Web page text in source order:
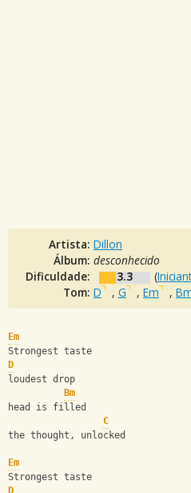
Artista: Dillon
Álbum: desconhecido
Dificuldade:
3.3 (
Tom: D , G , Em ,
Em
Strongest taste
D
loudest drop
Bm
head is filled
C
the thought, unlocked
Em
Strongest taste